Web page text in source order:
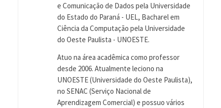
e Comunicação de Dados pela Universidade
do Estado do Paraná - UEL, Bacharel em
Ciência da Computação pela Universidade
do Oeste Paulista - UNOESTE.
Atuo na área acadêmica como professor
desde 2006. Atualmente leciono na
UNOESTE (Universidade do Oeste Paulista),
no SENAC (Serviço Nacional de
Aprendizagem Comercial) e possuo vários